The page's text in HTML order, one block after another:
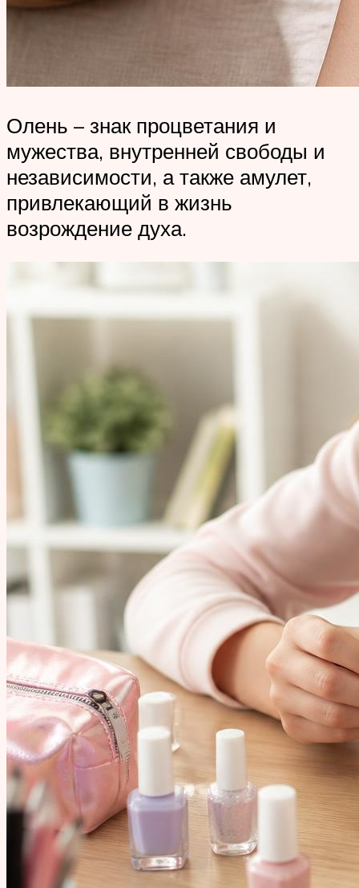
Олень – знак процветания и
мужества, внутренней свободы и
независимости, а также амулет,
привлекающий в жизнь
возрождение духа.